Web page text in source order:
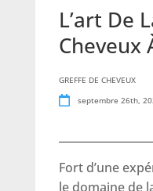
L’art De
Cheveux
GREFFE DE CHEVEUX
septembre 26th,
Fort d’une
le domaine de